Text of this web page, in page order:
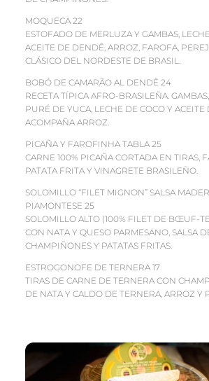
MOQUECA 22
ESTOFADO DE MERLUZA Y GAMBAS,
ACEITE DE DENDÊ, ARROZ, FAROFA,
CLÁSICO DEL NORDESTE DE BRASIL.
BOBÓ DE CAMARÃO AL DENDÊ 24
RECETA TÍPICA AFRO-BRASILEÑA.
PURÉ DE YUCA, LECHE DE COCO Y ACEITE
ACOMPAÑA ARROZ.
PICAÑA Y FAROFINHA TABLA 25
CARNE 100% PICAÑA CORTADA EN TIRAS,
PATATA FRITA Y VINAGRETE BRASILEÑO.
SOLOMILLO “FILET MIGNON” SALSA
PIAMONTESE 25
SOLOMILLO ALTO (100% FILET DE BŒUF-
CON NATA Y QUESO PARMESANO, SALSA
CHAMPIÑONES Y PATATAS FRITAS.
ESTROGONOFE DE TERNERA 17
TIRAS DE CARNE DE TERNERA CON
DE NATA Y CALDO DE TERNERA, ARROZ Y